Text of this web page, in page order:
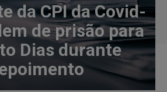
da CPI da Covid-
de prisão para
Dias durante